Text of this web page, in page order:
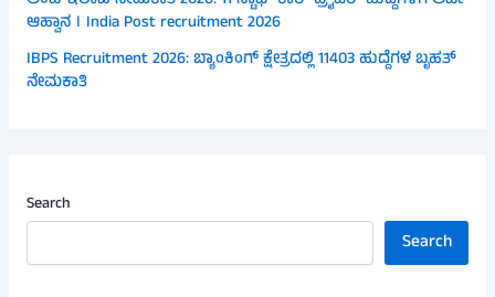
ಆಹ್ವಾನ । India Post recruitment 2026
IBPS Recruitment 2026: ಬ್ಯಾಂಕಿಂಗ್ ಕ್ಷೇತ್ರದಲ್ಲಿ 11403 ಹುದ್ದೆಗಳ ಬೃಹತ್
ನೇಮಕಾತಿ
Search
Search